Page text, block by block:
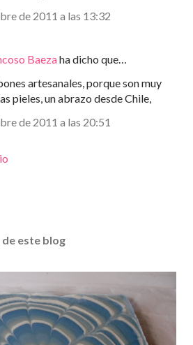
de 2011 a las 13:32
Baezaha dicho que…
artesanales, porque son muy
pieles, un abrazo desde Chile,
de 2011 a las 20:51
este blog